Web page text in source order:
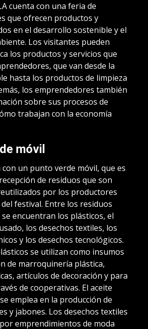
cuenta con una feria de
que ofrecen productos y
en el desarrollo sostenible y el
Los visitantes pueden
los productos y servicios que
que van desde la
hasta los productos de limpieza
los emprendedores también
sobre sus procesos de
trabajan con la economía
móvil
con un punto verde móvil, que es
de residuos que son
por los productores
festival. Entre los residuos
encuentran los plásticos, el
los desechos textiles, los
y los desechos tecnológicos.
se utilizan como insumos
de marroquinería plástica,
artículos de decoración y para
de cooperativas. El aceite
emplea en la producción de
y jabones. Los desechos textiles
emprendimientos de moda